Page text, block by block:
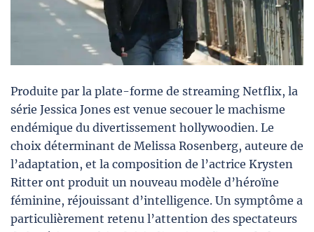
Produite par la plate-forme de streaming Netflix, la
série Jessica Jones est venue secouer le machisme
endémique du divertissement hollywoodien. Le
choix déterminant de Melissa Rosenberg, auteure de
l’adaptation, et la composition de l’actrice Krysten
Ritter ont produit un nouveau modèle d’héroïne
féminine, réjouissant d’intelligence. Un symptôme a
particulièrement retenu l’attention des spectateurs